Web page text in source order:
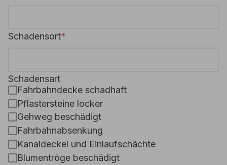
Schadensort
Schadensart
Fahrbahndecke schadhaft
Pflastersteine locker
Gehweg beschädigt
Fahrbahnabsenkung
Kanaldeckel und Einlaufschächte
Blumentröge beschädigt